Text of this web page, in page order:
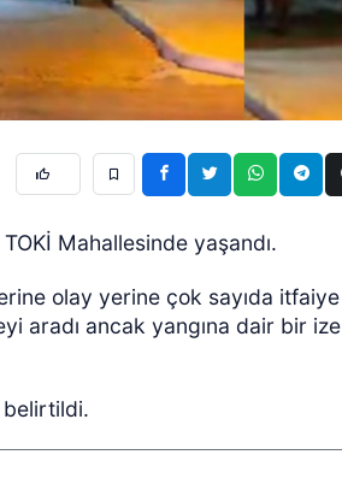
Mahallesinde yaşandı.
olay yerine çok sayıda itfaiye
aradı ancak yangına dair bir ize
belirtildi.